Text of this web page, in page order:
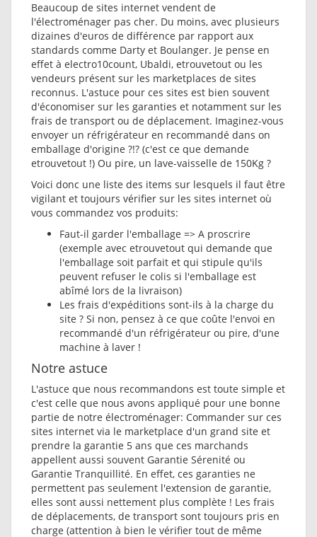
Beaucoup de sites internet vendent de
l'électroménager pas cher. Du moins, avec plusieurs
dizaines d'euros de différence par rapport aux
standards comme Darty et Boulanger. Je pense en
effet à electro10count, Ubaldi, etrouvetout ou les
vendeurs présent sur les marketplaces de sites
reconnus. L'astuce pour ces sites est bien souvent
d'économiser sur les garanties et notamment sur les
frais de transport ou de déplacement. Imaginez-vous
envoyer un réfrigérateur en recommandé dans on
emballage d'origine ?!? (c'est ce que demande
etrouvetout !) Ou pire, un lave-vaisselle de 150Kg ?
Voici donc une liste des items sur lesquels il faut être
vigilant et toujours vérifier sur les sites internet où
vous commandez vos produits:
Faut-il garder l'emballage => A proscrire
(exemple avec etrouvetout qui demande que
l'emballage soit parfait et qui stipule qu'ils
peuvent refuser le colis si l'emballage est
abîmé lors de la livraison)
Les frais d'expéditions sont-ils à la charge du
site ? Si non, pensez à ce que coûte l'envoi en
recommandé d'un réfrigérateur ou pire, d'une
machine à laver !
Notre astuce
L'astuce que nous recommandons est toute simple et
c'est celle que nous avons appliqué pour une bonne
partie de notre électroménager: Commander sur ces
sites internet via le marketplace d'un grand site et
prendre la garantie 5 ans que ces marchands
appellent aussi souvent Garantie Sérenité ou
Garantie Tranquillité. En effet, ces garanties ne
permettent pas seulement l'extension de garantie,
elles sont aussi nettement plus complète ! Les frais
de déplacements, de transport sont toujours pris en
charge (attention à bien le vérifier tout de même